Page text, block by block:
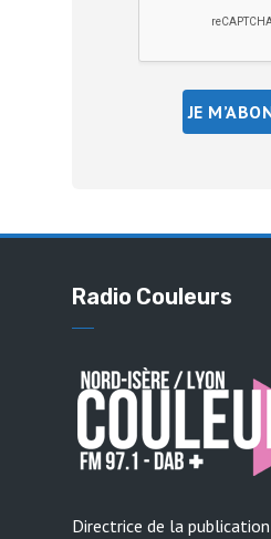
Radio Couleurs
Directrice de la